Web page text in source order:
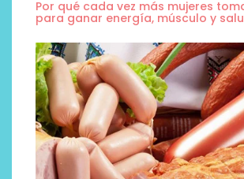
Por qué cada vez más mujeres
para ganar energía, músculo y